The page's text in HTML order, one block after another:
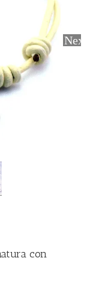
Next
con